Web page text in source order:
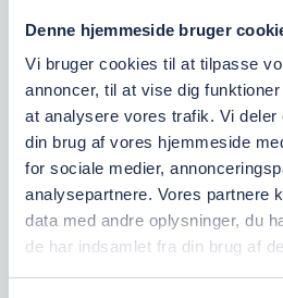
Denne hjemmeside bruger
Vi bruger cookies til at tilpasse
annoncer, til at vise dig
at analysere vores trafik. Vi deler
din brug af vores hjemmeside
for sociale medier,
analysepartnere. Vores partnere
data med andre oplysninger, du
de har indsamlet fra din brug af
EL-BØJNING 90GR./PN16/
Varenr.:
Antal i kasse
40
Millimeter
63
Tryk i bar
16
På lager: 6
531,25 DKK inkl. moms